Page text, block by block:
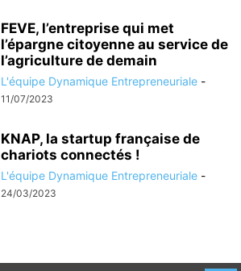
FEVE, l’entreprise qui met
l’épargne citoyenne au service de
l’agriculture de demain
L'équipe Dynamique Entrepreneuriale -
11/07/2023
KNAP, la startup française de
chariots connectés !
L'équipe Dynamique Entrepreneuriale -
24/03/2023